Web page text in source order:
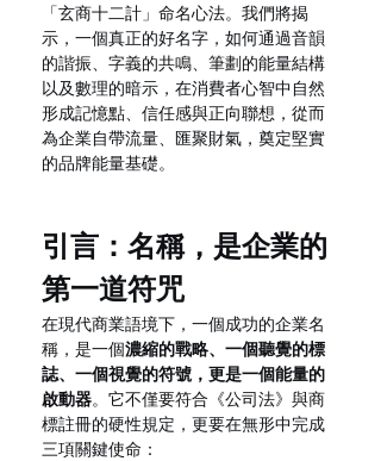
「玄商十二計」命名心法。我們將揭
示，一個真正的好名字，如何通過音韻
的諧振、字義的共鳴、筆劃的能量結構
以及數理的暗示，在消費者心智中自然
形成記憶點、信任感與正向聯想，從而
為企業自帶流量、匯聚財氣，奠定堅實
的品牌能量基礎。
引言：名稱，是企業的
第一道符咒
在現代商業語境下，一個成功的企業名
稱，是一個濃縮的戰略、一個聽覺的標
誌、一個視覺的符號，更是一個能量的
啟動器。它不僅要符合《公司法》與商
標註冊的硬性規定，更要在無形中完成
三項關鍵使命：